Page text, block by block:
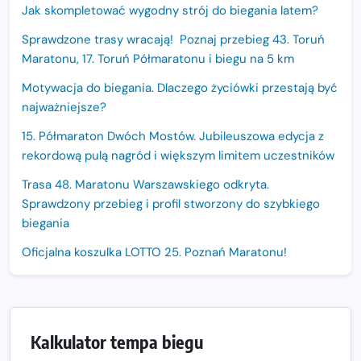
Jak skompletować wygodny strój do biegania latem?
Sprawdzone trasy wracają! Poznaj przebieg 43. Toruń
Maratonu, 17. Toruń Półmaratonu i biegu na 5 km
Motywacja do biegania. Dlaczego życiówki przestają być
najważniejsze?
15. Półmaraton Dwóch Mostów. Jubileuszowa edycja z
rekordową pulą nagród i większym limitem uczestników
Trasa 48. Maratonu Warszawskiego odkryta.
Sprawdzony przebieg i profil stworzony do szybkiego
biegania
Oficjalna koszulka LOTTO 25. Poznań Maratonu!
Kalkulator tempa biegu